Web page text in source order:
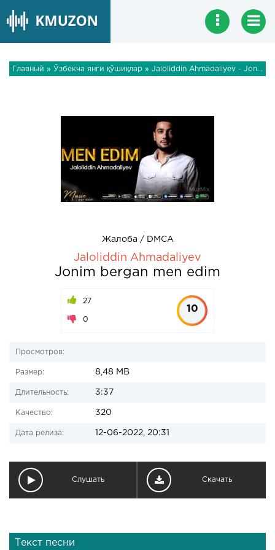
Главный » Ўзбекча янги қўшиқлар » Jaloliddin Ahmadaliyev - Jonim bergan men edim
Жалоба / DMCA
Jaloliddin Ahmadaliyev
Jonim bergan men edim
27
0
10
Просмотров:
Размер: 8,48 MB
Длительность: 3:37
Качество: 320
Дата релиза: 12-06-2022, 20:31
Слушать Скачать
Текст песни